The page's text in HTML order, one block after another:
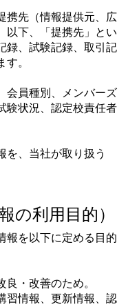
携先（情報提供元、広
以下、「提携先」とい
録、試験記録、取引記
。
会員種別、メンバーズ
験状況、認定校責任者
を、当社が取り扱う
の利用目的）
報を以下に定める目的
良・改善のため。
習情報、更新情報、認